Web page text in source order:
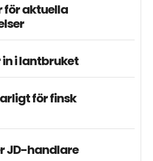
för aktuella
i lantbruket
för finsk
JD-handlare